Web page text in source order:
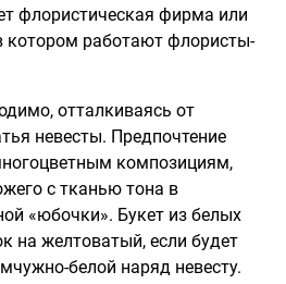
флористическая фирма или
котором работают флористы-
отталкиваясь от
невесты. Предпочтение
композициям,
с тканью тона в
«юбочки». Букет из белых
на желтоватый, если будет
белой наряд невесту.